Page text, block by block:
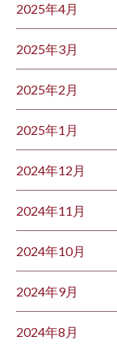
2025年4月
2025年3月
2025年2月
2025年1月
2024年12月
2024年11月
2024年10月
2024年9月
2024年8月